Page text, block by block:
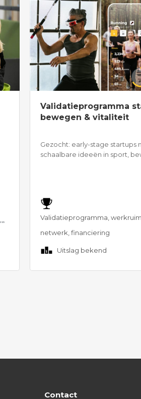
Validatieprogramma
bewegen & vitaliteit
Gezocht: early-stage startups
schaalbare ideeën in sport,
Validatieprogramma,
netwerk, financiering
Uitslag bekend
Contact